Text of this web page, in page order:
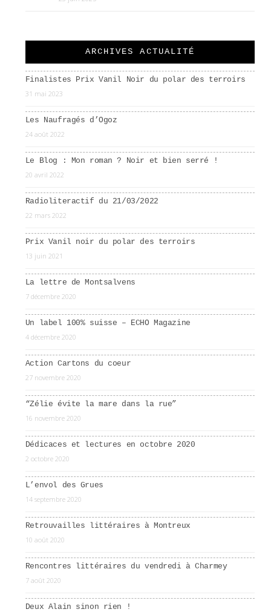
ARCHIVES ACTUALITÉ
Finalistes Prix Vanil Noir du polar des terroirs
31 mai 2023
Les Naufragés d’Ogoz
24 août 2022
Le Blog : Mon roman ? Noir et bien serré !
20 avril 2022
Radioliteractif du 21/03/2022
22 mars 2022
Prix Vanil noir du polar des terroirs
13 juin 2021
La lettre de Montsalvens
7 décembre 2020
Un label 100% suisse – ECHO Magazine
4 décembre 2020
Action Cartons du coeur
27 novembre 2020
“Zélie évite la mare dans la rue”
16 novembre 2020
Dédicaces et lectures en octobre 2020
2 octobre 2020
L’envol des Grues
14 septembre 2020
Retrouvailles littéraires à Montreux
10 août 2020
Rencontres littéraires du vendredi à Charmey
7 août 2020
Deux Alain sinon rien !